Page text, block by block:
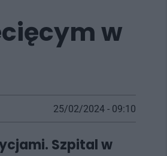
w
25/02/2024 - 09:10
Szpital w